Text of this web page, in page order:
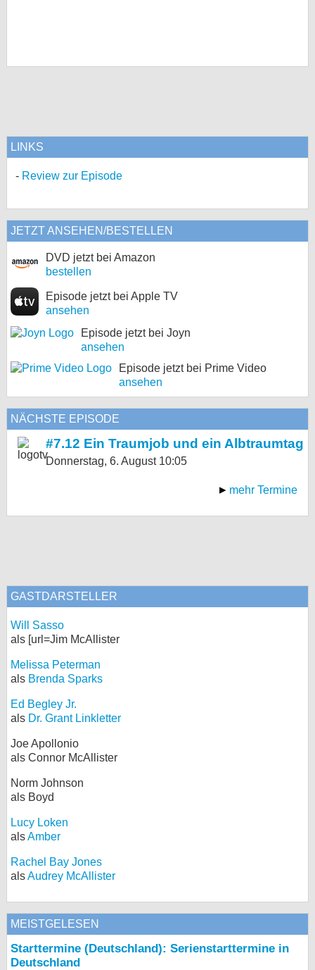
LINKS
Review zur Episode
JETZT ANSEHEN/BESTELLEN
DVD jetzt bei Amazon
bestellen
Episode jetzt bei Apple TV
ansehen
Episode jetzt bei Joyn
ansehen
Episode jetzt bei Prime Video
ansehen
NÄCHSTE EPISODE
#7.12 Ein Traumjob und ein Albtraumtag
Donnerstag, 6. August 10:05
mehr Termine
GASTDARSTELLER
Will Sasso
als [url=Jim McAllister
Melissa Peterman
als Brenda Sparks
Ed Begley Jr.
als Dr. Grant Linkletter
Joe Apollonio
als Connor McAllister
Norm Johnson
als Boyd
Lucy Loken
alsAmber
Rachel Bay Jones
alsAudrey McAllister
MEISTGELESEN
Starttermine (Deutschland): Serienstarttermine in
Deutschland